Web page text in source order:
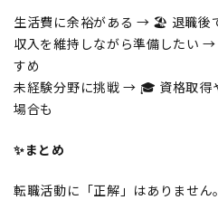
生活費に余裕がある → 🏖 退職後
収入を維持しながら準備したい
すめ
未経験分野に挑戦 → 🎓 資格取得
場合も
✨まとめ
転職活動に「正解」はありませ